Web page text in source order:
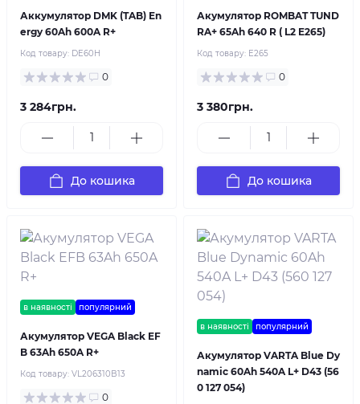
Аккумулятор DMK (TAB) En
ergy 60Ah 600A R+
Код товару: DE60H
0
3 284грн.
До кошика
Акумулятор ROMBAT TUND
RA+ 65Ah 640 R ( L2 E265)
Код товару: E265
0
3 380грн.
До кошика
в наявності популярний
Акумулятор VEGA Black EF
B 63Ah 650A R+
Код товару: VL206310B13
0
в наявності популярний
Акумулятор VARTA Blue Dy
namic 60Ah 540A L+ D43 (56
0 127 054)